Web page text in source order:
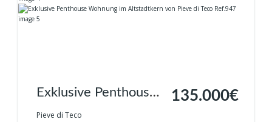
Exklusive Penthouse
Wohnung im
Pieve di Teco
135.000€